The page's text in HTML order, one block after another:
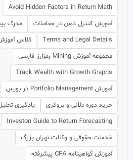
Avoid Hidden Factors in Return Math
آموزش کنترل ذهن در معاملات
مدرک
Terms and Legal Details
کلاس
مجموعه آموزش Mining رمزارز فارسی
Track Wealth with Growth Graphs
آموزش Portfolio Management در بورس
خرید دوره دلالی و بروکری
یادگیری
Investon Guide to Return Forecasting
خدمات حقوقی و وکالت تهران بزرگ
آموزش گواهینامه CFA پیشرفته